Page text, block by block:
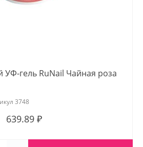
гель RuNail Чайная роза
3748
639.89 ₽